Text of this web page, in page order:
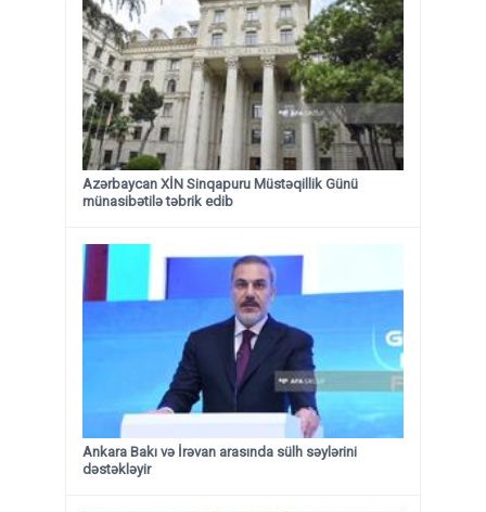
Azərbaycan XİN Sinqapuru Müstəqillik Günü
münasibətilə təbrik edib
Ankara Bakı və İrəvan arasında sülh səylərini
dəstəkləyir